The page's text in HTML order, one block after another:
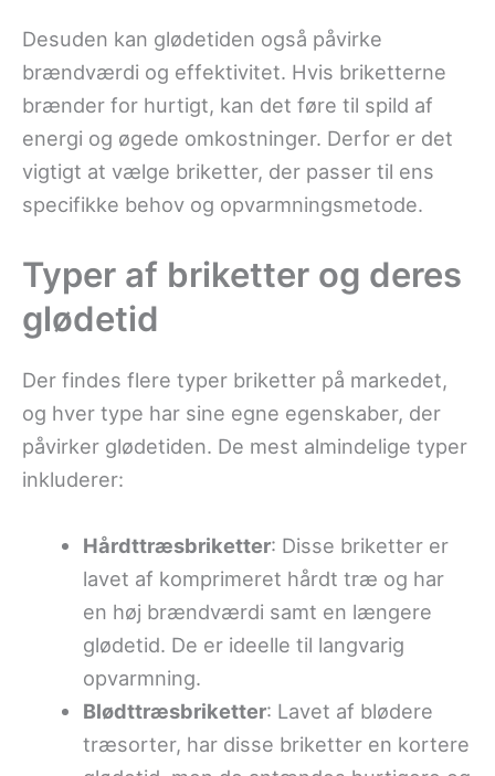
Desuden kan glødetiden også påvirke
brændværdi og effektivitet. Hvis briketterne
brænder for hurtigt, kan det føre til spild af
energi og øgede omkostninger. Derfor er det
vigtigt at vælge briketter, der passer til ens
specifikke behov og opvarmningsmetode.
Typer af briketter og deres
glødetid
Der findes flere typer briketter på markedet,
og hver type har sine egne egenskaber, der
påvirker glødetiden. De mest almindelige typer
inkluderer:
Hårdttræsbriketter: Disse briketter er
lavet af komprimeret hårdt træ og har
en høj brændværdi samt en længere
glødetid. De er ideelle til langvarig
opvarmning.
Blødttræsbriketter: Lavet af blødere
træsorter, har disse briketter en kortere